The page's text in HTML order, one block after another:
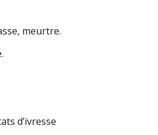
meurtre.
d’ivresse